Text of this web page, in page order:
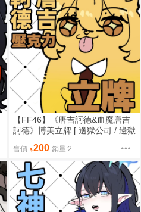
【FF46】《唐吉訶德&血魔唐吉
訶德》博美立牌 [ 邊獄公司 / 邊獄
LCB人員 / 十二罪人 ]
售價 200 銷量:2